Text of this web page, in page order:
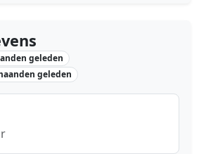
geleden
geleden